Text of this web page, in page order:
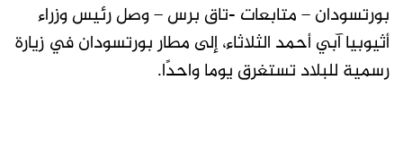
بورتسودان – متابعات -تاق برس – وصل رئيس وزراء
أثيوبيا آبي أحمد الثلاثاء، إلى مطار بورتسودان في زيارة
رسمية للبلاد تستغرق يوما واحدًا.